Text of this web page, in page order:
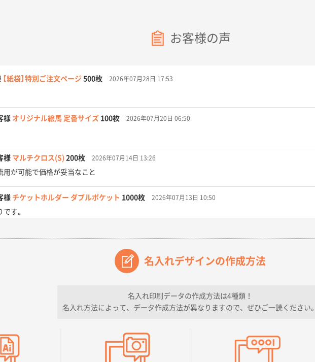
お客様の声
【紙袋】特別ご注文ページ 500枚 2026年07月28日 17:53
様 オリジナル絵馬 定番サイズ 100枚 2026年07月20日 06:50
様 マルチクロス(S) 200枚 2026年07月14日 13:26
用が可能で価格が妥当なこと
様 チケットホルダー ダブルポケット 1000枚 2026年07月13日 10:50
です。
【オーダー商品】特別ご注文ページ043000枚 2026年07月03日 09:23
うな会社に見えた
様 A4フルカラークリアファイル 1000枚 2026年06月11日 14:46
名入れデザインの作成方法
名入れ印刷データの作成方法は4種類！
名入れ方法によって、データ作成方法が異なりますので、ぜひご一読ください。